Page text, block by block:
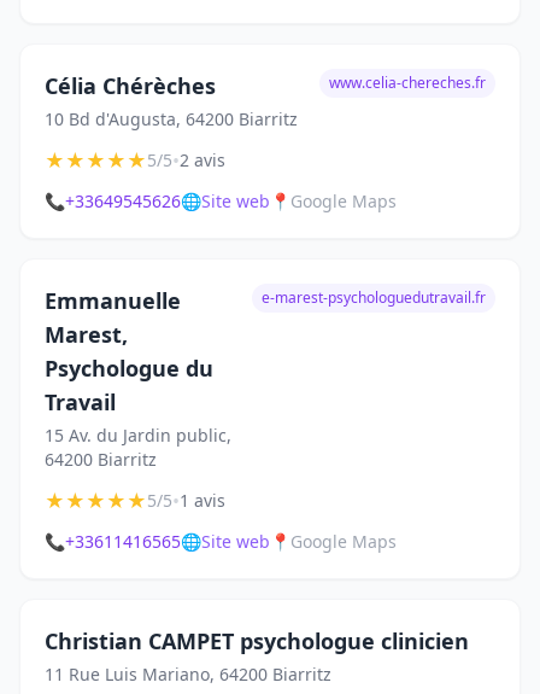
Célia Chérèches
10 Bd d'Augusta, 64200 Biarritz
www.celia-chereches.fr
★★★★★5/5•2 avis
📞+33649545626🌐Site web 📍 Google Maps
Emmanuelle
Marest,
Psychologue du
Travail
15 Av. du Jardin public,
64200 Biarritz
e-marest-psychologuedutravail.fr
★★★★★5/5•1 avis
📞+33611416565🌐Site web 📍 Google Maps
Christian CAMPET psychologue clinicien
11 Rue Luis Mariano, 64200 Biarritz